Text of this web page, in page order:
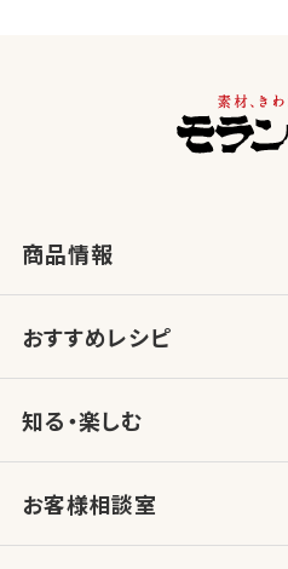
商品情報
おすすめレシピ
知る・楽しむ
お客様相談室